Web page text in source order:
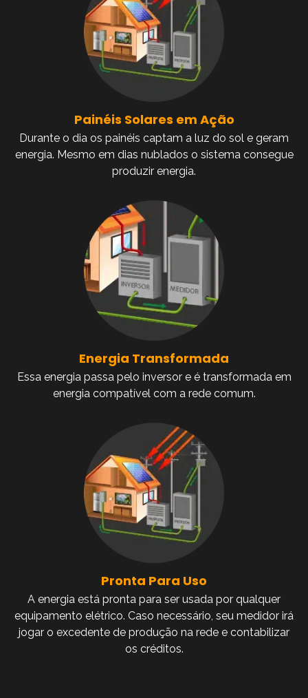
Painéis Solares em Ação
Durante o dia os painéis captam a luz do sol e geram
energia. Mesmo em dias nublados o sistema consegue
produzir energia.
Energia Transformada
Essa energia passa pelo inversor e é transformada em
energia compatível com a rede comum.
Pronta Para Uso
A energia está pronta para ser usada por qualquer
equipamento elétrico. Caso necessário, seu medidor irá
jogar o excedente de produção na rede e contabilizar
os créditos.